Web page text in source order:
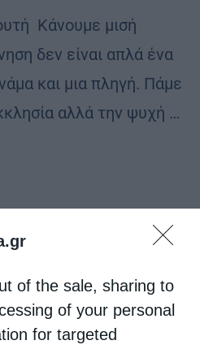
of the sale, sharing to
of your personal
for targeted
Κάνουμε μισή
δεν είναι απλά ένα
και μια πληγή. Πάμε
αλλά την ψυχή …